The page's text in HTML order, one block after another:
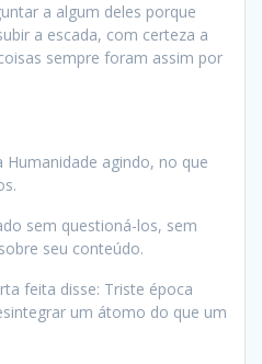
a algum deles porque
a escada, com certeza a
sempre foram assim por
agindo, no que
sem questioná-los, sem
seu conteúdo.
feita disse: Triste época
um átomo do que um